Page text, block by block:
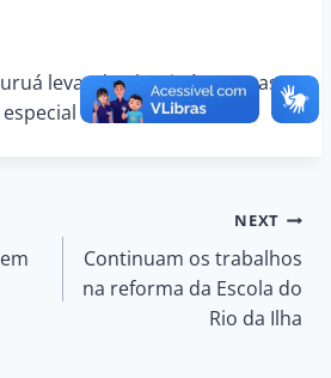
levando alegria às nossas
dedicado a elas..
NEXT
Continuam os trabalhos
na reforma da Escola do
Rio da Ilha